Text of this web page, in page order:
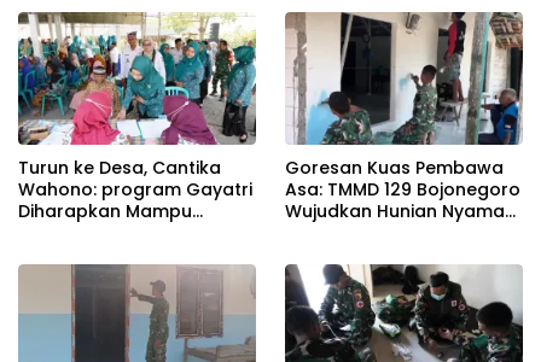
Turun ke Desa, Cantika
Wahono: program Gayatri
Diharapkan Mampu
Goresan Kuas Pembawa
Asa: TMMD 129 Bojonegoro
Wujudkan Hunian Nyaman